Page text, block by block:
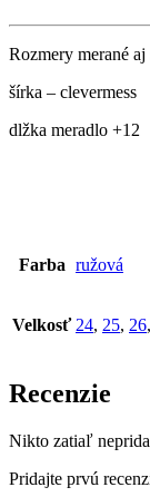
Rozmery merané
šírka – clevermess
dlžka meradlo +12
Farba ružová
Velkosť 24, 25, 26,
Recenzie
Nikto zatiaľ
Pridajte prvú